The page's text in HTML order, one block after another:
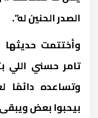
الصدر الحنين له”.
وأختتمت حديثها
تامر حسني اللي
وتساعده دائمًا
بيحبوا بعض